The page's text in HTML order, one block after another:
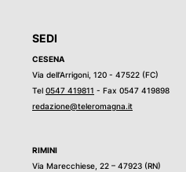
SEDI
CESENA
Via dell’Arrigoni, 120 - 47522 (FC)
Tel 0547 419811 - Fax 0547 419898
redazione@teleromagna.it
RIMINI
Via Marecchiese, 22 – 47923 (RN)